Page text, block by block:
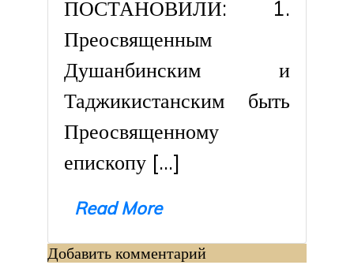
ПОСТАНОВИЛИ: 1.
Преосвященным
Душанбинским и
Таджикистанским быть
Преосвященному
епископу […]
Read More
Добавить комментарий